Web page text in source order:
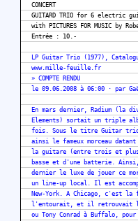
CONCERT
GUITARD TRIO for 6 electric
with PICTURES FOR MUSIC by
Entrée : 10.-
LP Guitar Trio (1977), Catalogue
www.mille-feuille.fr
» COMPTE RENDU
le 09.06.2008 à 06:00 · par
En mars dernier, Radium (la
Elements) sortait un triple
fois. Sous le titre Guitar trio
ainsi le fameux morceau
la guitare (entre trois et plus
basse et d'une batterie.
dernier le luxe de jouer ce
un line-up local. Il est
New-York. A Chicago, c'est
l'entourait, et il retrouvait les
ou Tony Conrad à Buffalo,